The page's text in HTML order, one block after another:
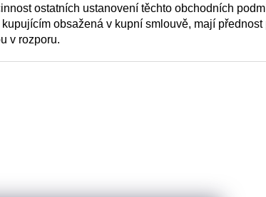
ostatních ustanovení těchto obchodních
obsažená v kupní smlouvě, mají přednost
v rozporu.